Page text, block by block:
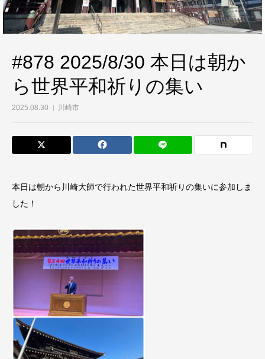
#878 2025/8/30 本日は朝か
ら世界平和祈りの集い
2025.08.30 川崎市
本日は朝から川崎大師で行われた世界平和祈りの集いに参加しま
した！